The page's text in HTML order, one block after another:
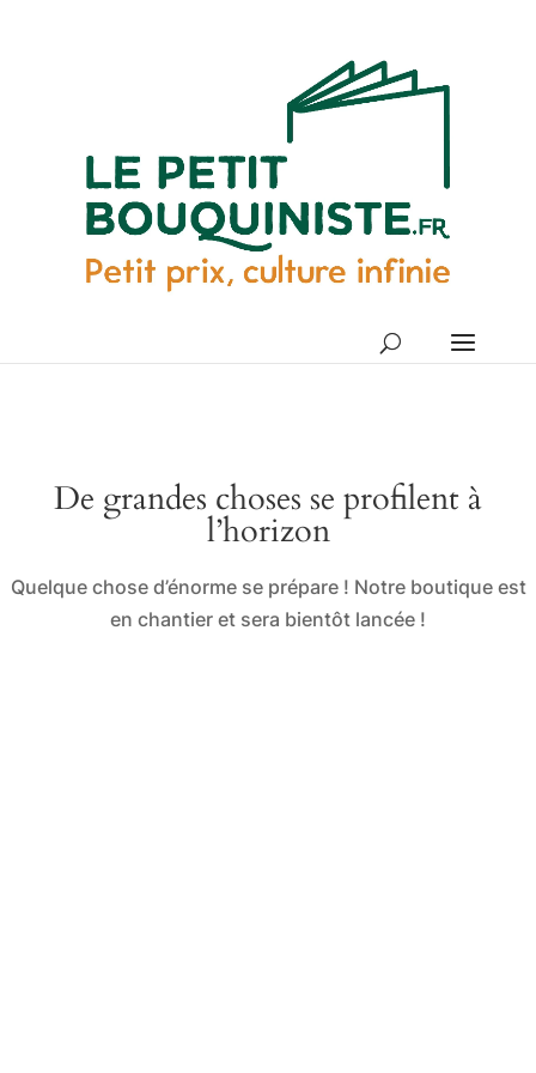
De grandes choses se profilent à
l’horizon
Quelque chose d’énorme se prépare ! Notre boutique est
en chantier et sera bientôt lancée !